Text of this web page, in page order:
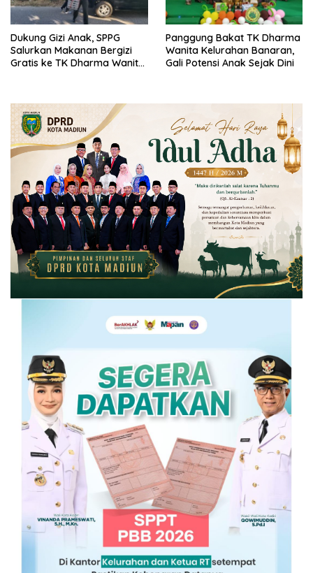
Dukung Gizi Anak, SPPG
Salurkan Makanan Bergizi
Gratis ke TK Dharma Wanita
Panggung Bakat TK Dharma
Wanita Kelurahan Banaran,
Gali Potensi Anak Sejak Dini